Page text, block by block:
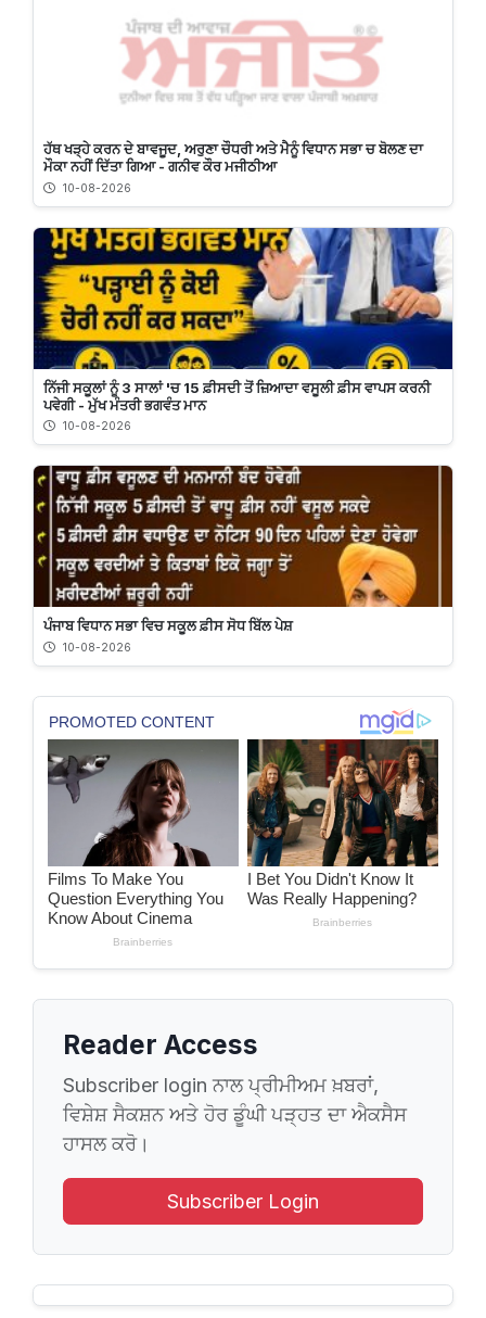
ਹੱਥ ਖੜ੍ਹੇ ਕਰਨ ਦੇ ਬਾਵਜੂਦ, ਅਰੁਣਾ ਚੌਧਰੀ ਅਤੇ ਮੈਨੂੰ ਵਿਧਾਨ ਸਭਾ ਚ ਬੋਲਣ ਦਾ
ਮੌਕਾ ਨਹੀਂ ਦਿੱਤਾ ਗਿਆ - ਗਨੀਵ ਕੌਰ ਮਜੀਠੀਆ
10-08-2026
ਨਿੱਜੀ ਸਕੂਲਾਂ ਨੂੰ 3 ਸਾਲਾਂ 'ਚ 15 ਫ਼ੀਸਦੀ ਤੋਂ ਜ਼ਿਆਦਾ ਵਸੂਲੀ ਫ਼ੀਸ ਵਾਪਸ ਕਰਨੀ
ਪਵੇਗੀ - ਮੁੱਖ ਮੰਤਰੀ ਭਗਵੰਤ ਮਾਨ
10-08-2026
ਪੰਜਾਬ ਵਿਧਾਨ ਸਭਾ ਵਿਚ ਸਕੂਲ ਫ਼ੀਸ ਸੋਧ ਬਿੱਲ ਪੇਸ਼
10-08-2026
Reader Access
Subscriber login ਨਾਲ ਪ੍ਰੀਮੀਅਮ ਖ਼ਬਰਾਂ,
ਵਿਸ਼ੇਸ਼ ਸੈਕਸ਼ਨ ਅਤੇ ਹੋਰ ਡੂੰਘੀ ਪੜ੍ਹਤ ਦਾ ਐਕਸੈਸ
ਹਾਸਲ ਕਰੋ।
Subscriber Login